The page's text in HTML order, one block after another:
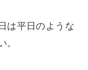
は平日のような
。